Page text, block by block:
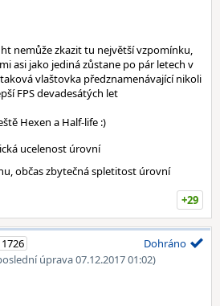
nemůže zkazit tu největší vzpomínku,
asi jako jediná zůstane po pár letech v
vlaštovka předznamenávající nikoli
FPS devadesátých let
Hexen a Half-life :)
ucelenost úrovní
občas zbytečná spletitost úrovní
+29
1726
úprava 07.12.2017 01:02)
Dohráno